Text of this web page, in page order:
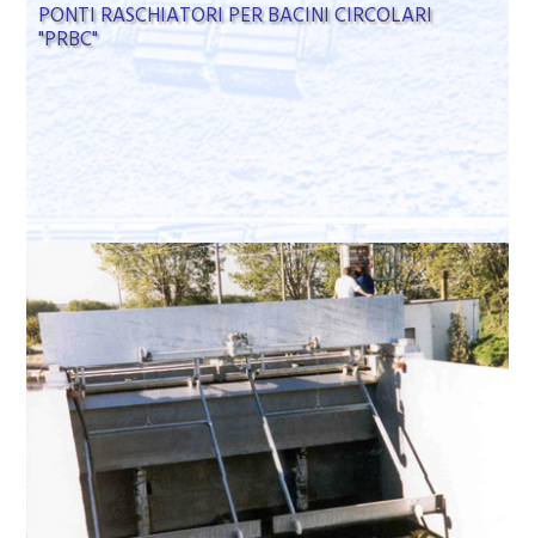
PONTI RASCHIATORI PER BACINI CIRCOLARI
"PRBC"